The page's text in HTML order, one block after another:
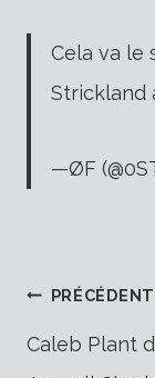
Cela va le
Strickland
—ØF
PRÉCÉDENT
Caleb Plant